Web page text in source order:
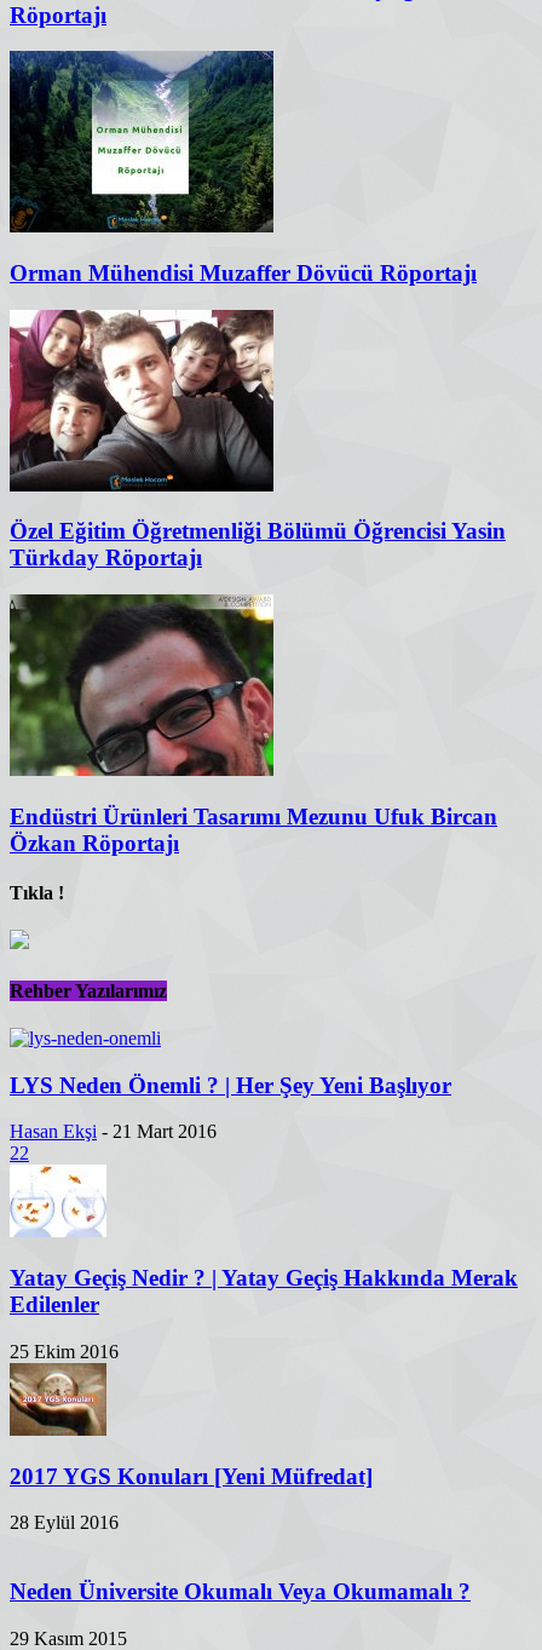
Röportajı
Orman Mühendisi Muzaffer Dövücü Röportajı
Özel Eğitim Öğretmenliği Bölümü Öğrencisi Yasin
Türkday Röportajı
Endüstri Ürünleri Tasarımı Mezunu Ufuk Bircan
Özkan Röportajı
Tıkla !
Rehber Yazılarımız
LYS Neden Önemli ? | Her Şey Yeni Başlıyor
Hasan Ekşi - 21 Mart 2016
22
Yatay Geçiş Nedir ? | Yatay Geçiş Hakkında Merak
Edilenler
25 Ekim 2016
2017 YGS Konuları [Yeni Müfredat]
28 Eylül 2016
Neden Üniversite Okumalı Veya Okumamalı ?
29 Kasım 2015